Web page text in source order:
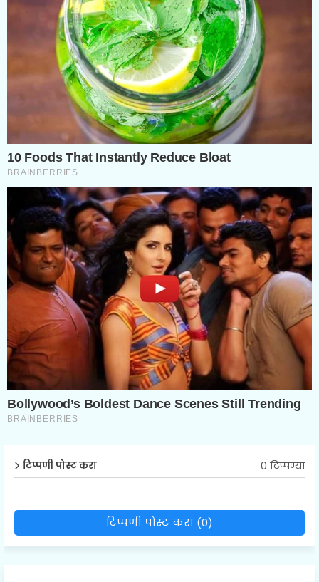
टिप्पणी पोस्ट करा 0 टिप्पण्या
टिप्पणी पोस्ट करा (0)